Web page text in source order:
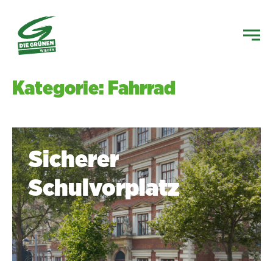
Kategorie: Fahrrad
Sicherer
Schulvorplatz